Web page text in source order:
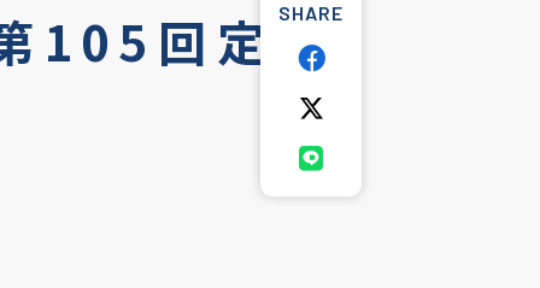
105回定 SHARE